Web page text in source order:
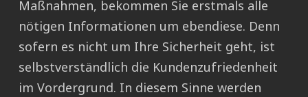
Maßnahmen, bekommen Sie erstmals alle
nötigen Informationen um ebendiese. Denn
sofern es nicht um Ihre Sicherheit geht, ist
selbstverständlich die Kundenzufriedenheit
im Vordergrund. In diesem Sinne werden